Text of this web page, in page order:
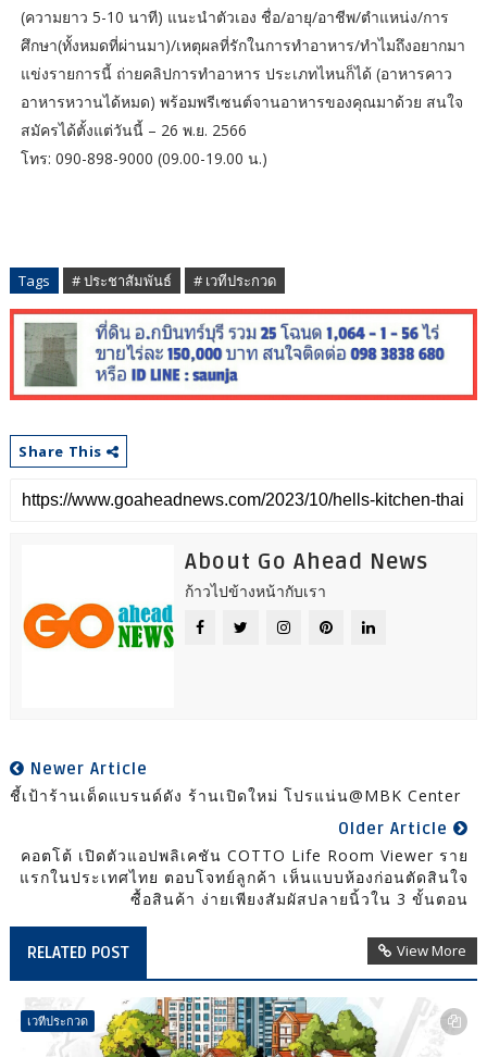
(ความยาว 5-10 นาที) แนะนำตัวเอง ชื่อ/อายุ/อาชีพ/ตำแหน่ง/การ
ศึกษา(ทั้งหมดที่ผ่านมา)/เหตุผลที่รักในการทำอาหาร/ทำไมถึงอยากมา
แข่งรายการนี้ ถ่ายคลิปการทำอาหาร ประเภทไหนก็ได้ (อาหารคาว
อาหารหวานได้หมด) พร้อมพรีเซนต์จานอาหารของคุณมาด้วย สนใจ
สมัครได้ตั้งแต่วันนี้ – 26 พ.ย. 2566
โทร: 090-898-9000 (09.00-19.00 น.)
Tags # ประชาสัมพันธ์ # เวทีประกวด
Share This
About Go Ahead News
ก้าวไปข้างหน้ากับเรา
Newer Article
ชี้เป้าร้านเด็ดแบรนด์ดัง ร้านเปิดใหม่ โปรแน่น@MBK Center
Older Article
คอตโต้ เปิดตัวแอปพลิเคชัน COTTO Life Room Viewer ราย
แรกในประเทศไทย ตอบโจทย์ลูกค้า เห็นแบบห้องก่อนตัดสินใจ
ซื้อสินค้า ง่ายเพียงสัมผัสปลายนิ้วใน 3 ขั้นตอน
RELATED POST View More
เวทีประกวด